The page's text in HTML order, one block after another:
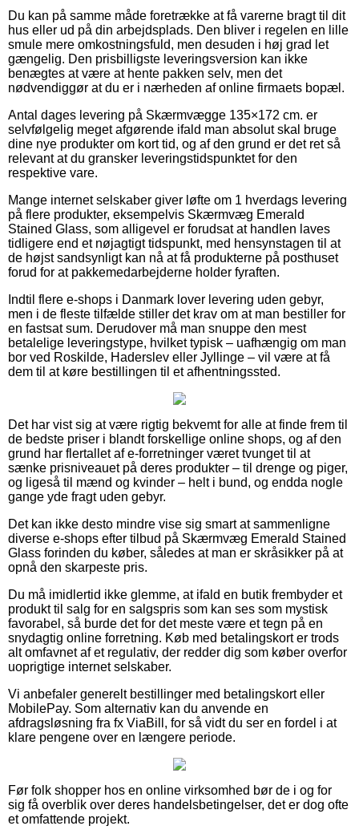
Du kan på samme måde foretrække at få varerne bragt til dit
hus eller ud på din arbejdsplads. Den bliver i regelen en lille
smule mere omkostningsfuld, men desuden i høj grad let
gængelig. Den prisbilligste leveringsversion kan ikke
benægtes at være at hente pakken selv, men det
nødvendiggør at du er i nærheden af online firmaets bopæl.
Antal dages levering på Skærmvægge 135×172 cm. er
selvfølgelig meget afgørende ifald man absolut skal bruge
dine nye produkter om kort tid, og af den grund er det ret så
relevant at du gransker leveringstidspunktet for den
respektive vare.
Mange internet selskaber giver løfte om 1 hverdags levering
på flere produkter, eksempelvis Skærmvæg Emerald
Stained Glass, som alligevel er forudsat at handlen laves
tidligere end et nøjagtigt tidspunkt, med hensynstagen til at
de højst sandsynligt kan nå at få produkterne på posthuset
forud for at pakkemedarbejderne holder fyraften.
Indtil flere e-shops i Danmark lover levering uden gebyr,
men i de fleste tilfælde stiller det krav om at man bestiller for
en fastsat sum. Derudover må man snuppe den mest
betalelige leveringstype, hvilket typisk – uafhængig om man
bor ved Roskilde, Haderslev eller Jyllinge – vil være at få
dem til at køre bestillingen til et afhentningssted.
Det har vist sig at være rigtig bekvemt for alle at finde frem til
de bedste priser i blandt forskellige online shops, og af den
grund har flertallet af e-forretninger været tvunget til at
sænke prisniveauet på deres produkter – til drenge og piger,
og ligeså til mænd og kvinder – helt i bund, og endda nogle
gange yde fragt uden gebyr.
Det kan ikke desto mindre vise sig smart at sammenligne
diverse e-shops efter tilbud på Skærmvæg Emerald Stained
Glass forinden du køber, således at man er skråsikker på at
opnå den skarpeste pris.
Du må imidlertid ikke glemme, at ifald en butik frembyder et
produkt til salg for en salgspris som kan ses som mystisk
favorabel, så burde det for det meste være et tegn på en
snydagtig online forretning. Køb med betalingskort er trods
alt omfavnet af et regulativ, der redder dig som køber overfor
uoprigtige internet selskaber.
Vi anbefaler generelt bestillinger med betalingskort eller
MobilePay. Som alternativ kan du anvende en
afdragsløsning fra fx ViaBill, for så vidt du ser en fordel i at
klare pengene over en længere periode.
Før folk shopper hos en online virksomhed bør de i og for
sig få overblik over deres handelsbetingelser, det er dog ofte
et omfattende projekt.